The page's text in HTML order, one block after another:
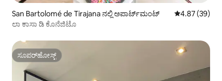
San Bartolomé de Tirajana ನಲ್ಲಿ ಅಪಾರ್ಟ್‌ಮಂಟ್ 5 ರಲ್ಲಿ 4.87
4.87 (39)
ಲಾ ಕಾಸಾ ಡಿ ಕೊನೆಜಿಟೊ
ಸೂಪರ್‌ಹೋಸ್ಟ್
ಸೂಪರ್‌ಹೋಸ್ಟ್